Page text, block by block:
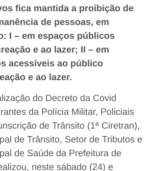
fica mantida a proibição de
de pessoas, em
I – em espaços públicos
e ao lazer; II – em
acessíveis ao público
e ao lazer.
do Decreto da Covid
da Polícia Militar, Policiais
de Trânsito (1ª Ciretran),
de Trânsito, Setor de Tributos e
de Saúde da Prefeitura de
neste sábado (24) e